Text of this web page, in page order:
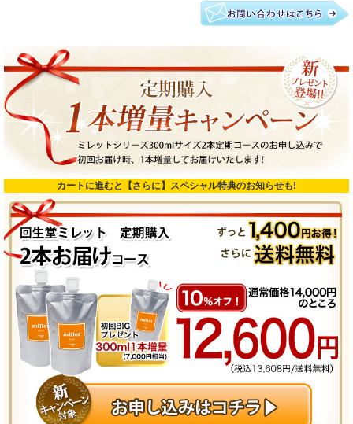
カートに進むと【さらに】スペシャル特典のお知らせも!